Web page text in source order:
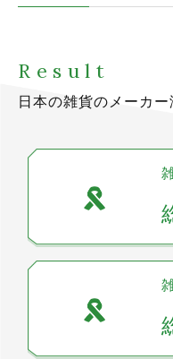
Result
日本の雑貨のメーカ